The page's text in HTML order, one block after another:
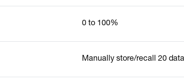
0 to 100%
Manually store/recall 20